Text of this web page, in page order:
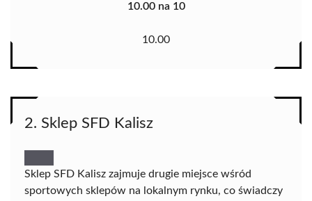
10.00 na 10
10.00
2. Sklep SFD Kalisz
Sklep SFD Kalisz zajmuje drugie miejsce wśród
sportowych sklepów na lokalnym rynku, co świadczy